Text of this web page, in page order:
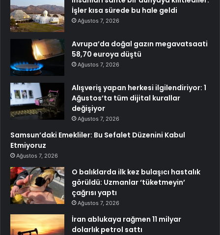
İşler kısa sürede bu hale geldi
Ağustos 7, 2026
Avrupa’da doğal gazın megavatsaati
58,70 euroya düştü
Ağustos 7, 2026
Alışveriş yapan herkesi ilgilendiriyor: 1
Ağustos’ta tüm dijital kurallar
değişiyor
Ağustos 7, 2026
Samsun’daki Emekliler: Bu Sefalet Düzenini Kabul
Etmiyoruz
Ağustos 7, 2026
O balıklarda ilk kez bulaşıcı hastalık
görüldü: Uzmanlar ‘tüketmeyin’
çağrısı yaptı
Ağustos 7, 2026
İran ablukaya rağmen 11 milyar
dolarlık petrol sattı